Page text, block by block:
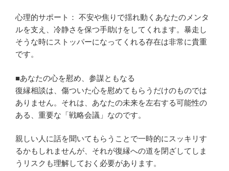
心理的サポート： 不安や焦りで揺れ動くあなたのメンタ
ルを支え、冷静さを保つ手助けをしてくれます。暴走し
そうな時にストッパーになってくれる存在は非常に貴重
です。
■あなたの心を慰め、参謀ともなる
復縁相談は、傷ついた心を慰めてもらうだけのものでは
ありません。それは、あなたの未来を左右する可能性の
ある、重要な「戦略会議」なのです。
親しい人に話を聞いてもらうことで一時的にスッキリす
るかもしれませんが、それが復縁への道を閉ざしてしま
うリスクも理解しておく必要があります。